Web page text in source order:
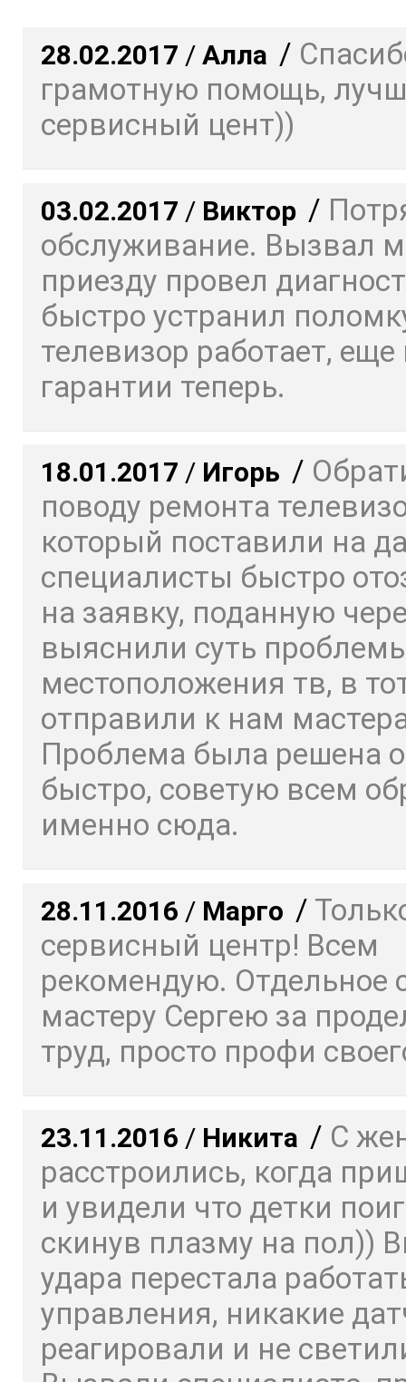
28.02.2017 / Алла /
грамотную помощь,
сервисный цент))
03.02.2017 / Виктор /
обслуживание. Вызвал
приезду провел
быстро устранил
телевизор работает, еще
гарантии теперь.
18.01.2017 / Игорь /
поводу ремонта
который поставили на
специалисты быстро
на заявку, поданную
выяснили суть
местоположения тв, в
отправили к нам
Проблема была решена
быстро, советую всем
именно сюда.
28.11.2016 / Марго /
сервисный центр! Всем
рекомендую. Отдельное
мастеру Сергею за
труд, просто профи
23.11.2016 / Никита / С
расстроились, когда
и увидели что детки
скинув плазму на пол))
удара перестала
управления, никакие
реагировали и не